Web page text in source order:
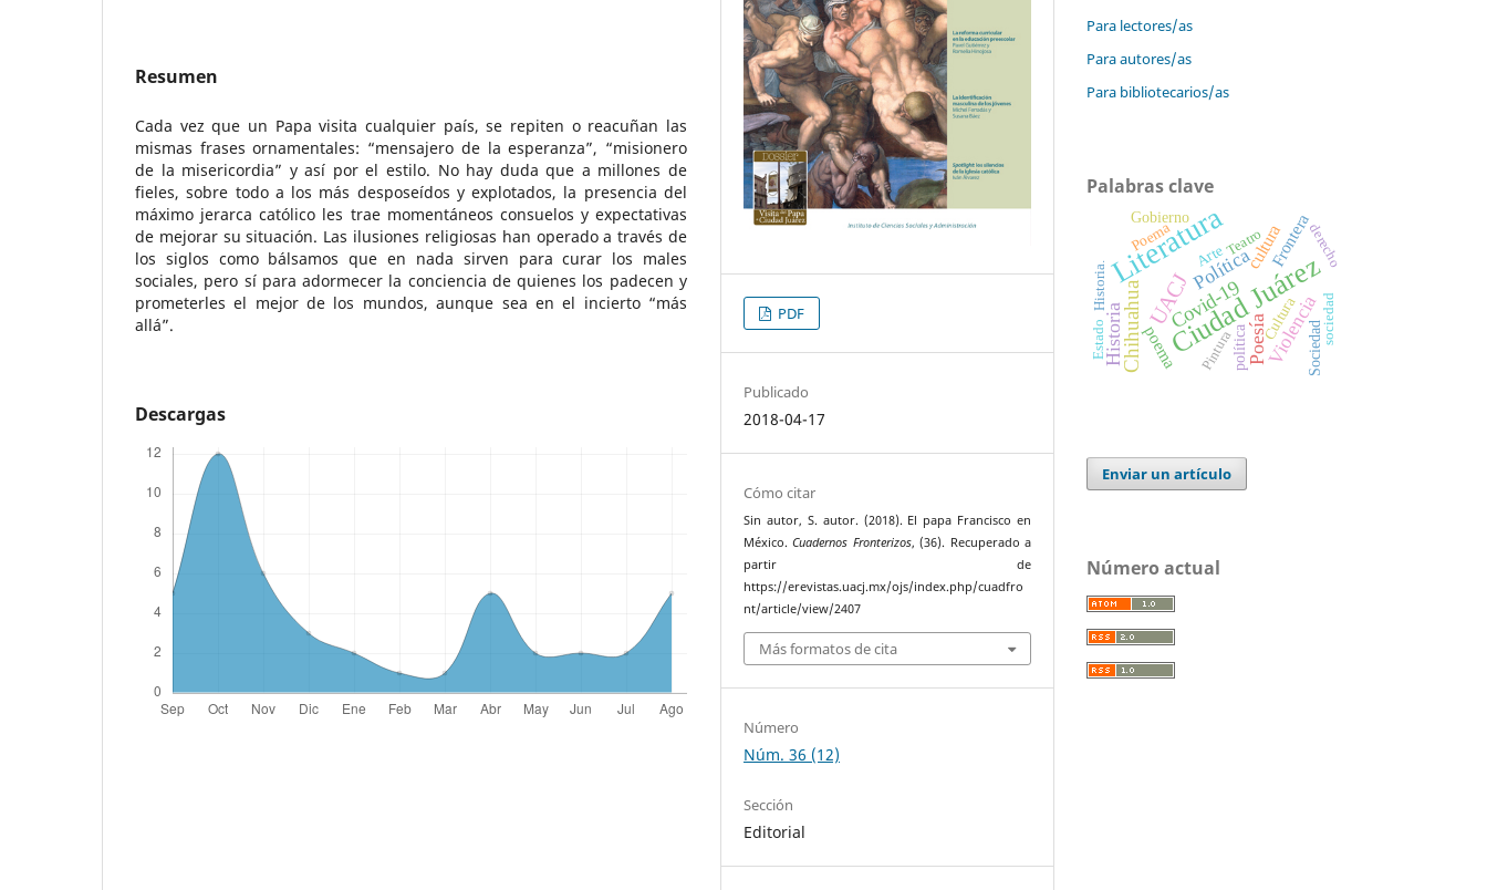
Resumen
Cada vez que un Papa visita cualquier país, se repiten o reacuñan las
mismas frases ornamentales: “mensajero de la esperanza”, “misionero
de la misericordia” y así por el estilo. No hay duda que a millones de
fieles, sobre todo a los más desposeídos y explotados, la presencia del
máximo jerarca católico les trae momentáneos consuelos y expectativas
de mejorar su situación. Las ilusiones religiosas han operado a través de
los siglos como bálsamos que en nada sirven para curar los males
sociales, pero sí para adormecer la conciencia de quienes los padecen y
prometerles el mejor de los mundos, aunque sea en el incierto “más
allá”.
Descargas
PDF
Publicado
2018-04-17
Cómo citar
Sin autor, S. autor. (2018). El papa Francisco en
México.Cuadernos Fronterizos, (36). Recuperado a
partir de
https://erevistas.uacj.mx/ojs/index.php/cuadfro
nt/article/view/2407
Más formatos de cita
Número
Núm. 36 (12)
Sección
Editorial
Para lectores/as
Para autores/as
Para bibliotecarios/as
Palabras clave
Literatura
Ciudad Juárez
UACJ
Chihuahua
Historia Covid-19
PoesíaViolencia
Políticacultura
poema
Frontera
política
Cultura
Poema
Arte
Sociedad
Gobierno
sociedad
derecho
Teatro
Pintura
Historia.
Estado
Enviar un artículo
Número actual